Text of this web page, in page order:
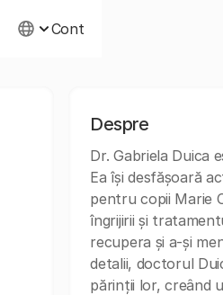
Cont
Despre
Dr. Gabriela Duica
Ea își desfășoară
pentru copii Marie
îngrijirii și
recupera și a-și
detalii, doctorul
părinții lor, creând